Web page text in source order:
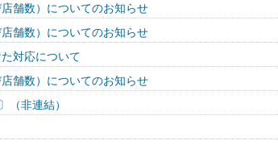
舗数）についてのお知らせ
舗数）についてのお知らせ
対応について
舗数）についてのお知らせ
（非連結）